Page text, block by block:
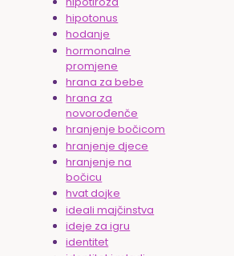
hipotonus
hodanje
hormonalne
promjene
hrana za bebe
hrana za
novorođenče
hranjenje bočicom
hranjenje djece
hranjenje na
bočicu
hvat dojke
ideali majčinstva
ideje za igru
identitet